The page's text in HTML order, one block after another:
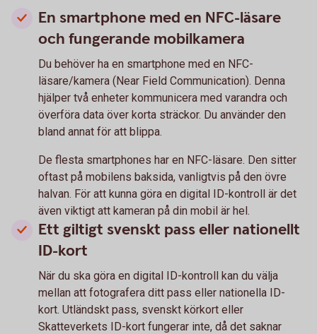
En smartphone med en NFC-läsare
och fungerande mobilkamera
Du behöver ha en smartphone med en NFC-
läsare/kamera (Near Field Communication). Denna
hjälper två enheter kommunicera med varandra och
överföra data över korta sträckor. Du använder den
bland annat för att blippa.
De flesta smartphones har en NFC-läsare. Den sitter
oftast på mobilens baksida, vanligtvis på den övre
halvan. För att kunna göra en digital ID-kontroll är det
även viktigt att kameran på din mobil är hel.
Ett giltigt svenskt pass eller nationellt
ID-kort
När du ska göra en digital ID-kontroll kan du välja
mellan att fotografera ditt pass eller nationella ID-
kort. Utländskt pass, svenskt körkort eller
Skatteverkets ID-kort fungerar inte, då det saknar